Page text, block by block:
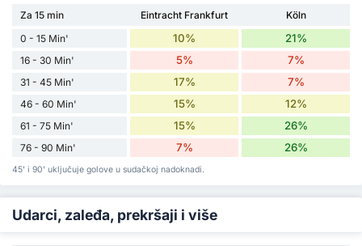
Za 15 min Eintracht Frankfurt
Köln
0 - 15 Min'
10% 21%
16 - 30 Min' 5% 7%
31 - 45 Min' 17% 7%
46 - 60 Min' 15% 12%
61 - 75 Min' 15% 26%
76 - 90 Min' 7% 26%
45' i 90' uključuje golove u sudačkoj nadoknadi.
Udarci, zaleđa, prekršaji i više